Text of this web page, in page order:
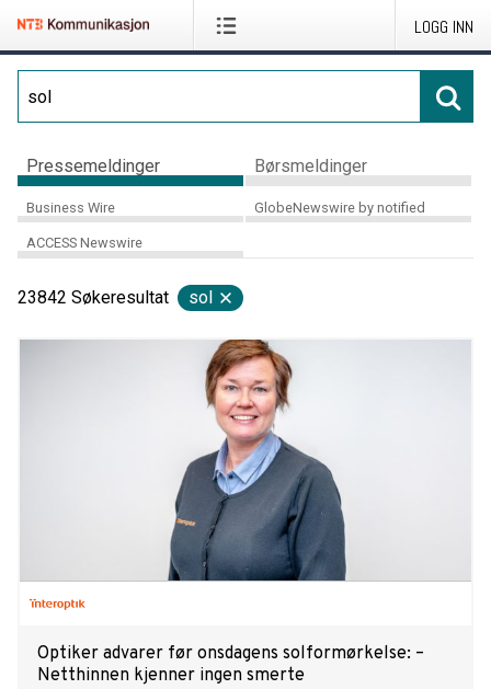
LOGG INN
Pressemeldinger Børsmeldinger
Business Wire GlobeNewswire by notified
ACCESS Newswire
23842 Søkeresultat sol
Optiker advarer før onsdagens solformørkelse: –
Netthinnen kjenner ingen smerte